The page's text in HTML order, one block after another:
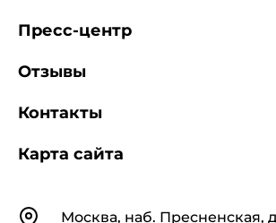
КонтактыМосква, наб. Пресненская,
Пресс-центр
Отзывы
Контакты
Карта сайта